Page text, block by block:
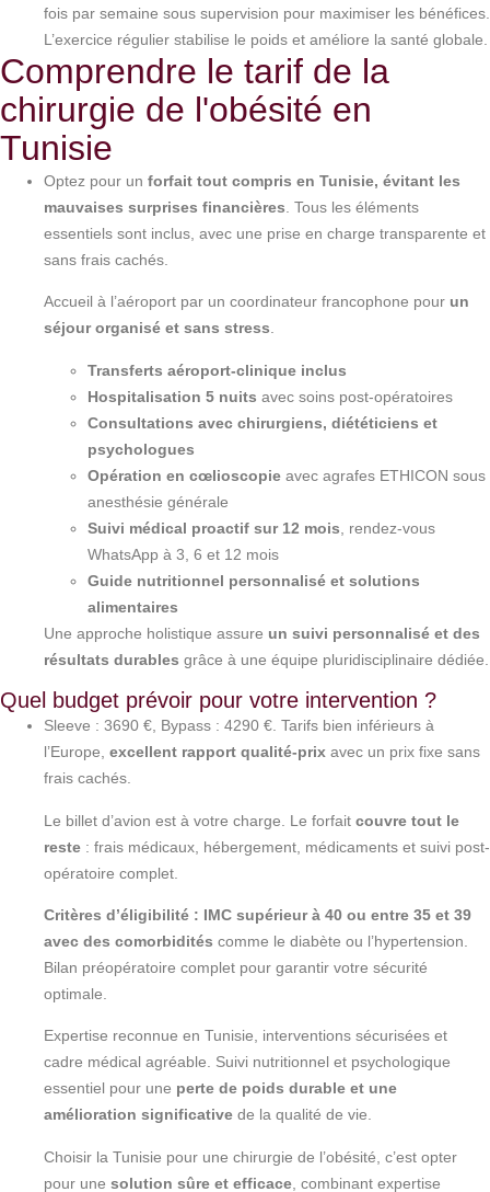
fois par semaine sous supervision pour maximiser les bénéfices.
L’exercice régulier stabilise le poids et améliore la santé globale.
Comprendre le tarif de la
chirurgie de l'obésité en
Tunisie
Optez pour un forfait tout compris en Tunisie, évitant les
mauvaises surprises financières . Tous les éléments
essentiels sont inclus, avec une prise en charge transparente et
sans frais cachés.
Accueil à l’aéroport par un coordinateur francophone pour un
séjour organisé et sans stress.
Transferts aéroport-clinique inclus
Hospitalisation 5 nuits avec soins post-opératoires
Consultations avec chirurgiens, diététiciens et
psychologues
Opération en cœlioscopie avec agrafes ETHICON sous
anesthésie générale
Suivi médical proactif sur 12 mois , rendez-vous
WhatsApp à 3, 6 et 12 mois
Guide nutritionnel personnalisé et solutions
alimentaires
Une approche holistique assure un suivi personnalisé et des
résultats durables grâce à une équipe pluridisciplinaire dédiée.
Quel budget prévoir pour votre intervention ?
Sleeve : 3690 €, Bypass : 4290 €. Tarifs bien inférieurs à
l’Europe, excellent rapport qualité-prix avec un prix fixe sans
frais cachés.
Le billet d’avion est à votre charge. Le forfait couvre tout le
reste : frais médicaux, hébergement, médicaments et suivi post-
opératoire complet.
Critères d’éligibilité : IMC supérieur à 40 ou entre 35 et 39
avec des comorbidités comme le diabète ou l’hypertension.
Bilan préopératoire complet pour garantir votre sécurité
optimale.
Expertise reconnue en Tunisie, interventions sécurisées et
cadre médical agréable. Suivi nutritionnel et psychologique
essentiel pour une perte de poids durable et une
amélioration significative de la qualité de vie.
Choisir la Tunisie pour une chirurgie de l’obésité, c’est opter
pour une solution sûre et efficace , combinant expertise